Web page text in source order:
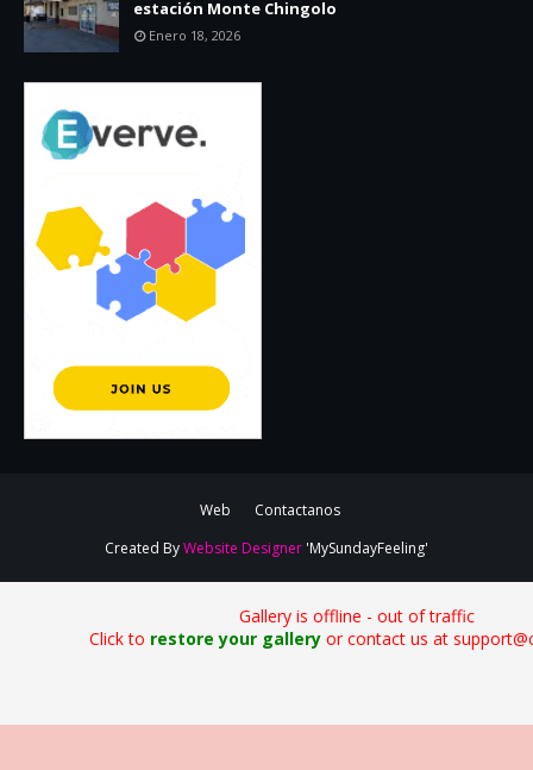
estación Monte Chingolo
Enero 18, 2026
Web
Contactanos
Created ByWebsite Designer 'MySundayFeeling'
Gallery is offline - out of traffic
Click to restore your galleryor contact us at